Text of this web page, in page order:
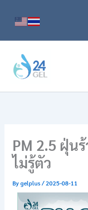
PM 2.5 ฝุ่น
ไม่รู้ตัว
Bygelplus/2025-08-11